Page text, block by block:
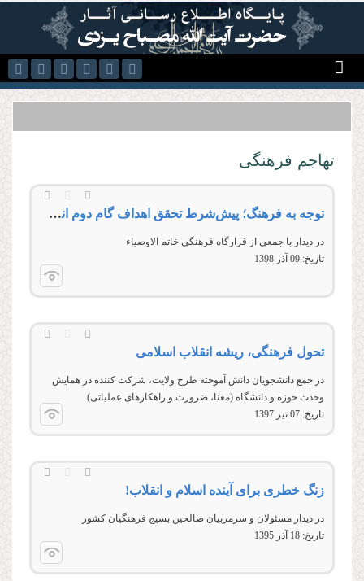
رفتن به محتوای اصلی
تهاجم فرهنگی
توجه به فرهنگ؛ پیش‌شرط تحقق اهداف گام دوم انقلاب
در دیدار با جمعی از قرارگاه فرهنگی خاتم الاوصیاء
تاریخ: 09 آذر 1398
تحول فرهنگی، ریشه انقلاب اسلامی
در جمع دانشجویان دانش آموخته طرح ولایت، شرکت کننده در همایش
وحدت حوزه و دانشگاه (معنا، ضرورت و راهکارهای عملیاتی)
تاریخ: 07 تير 1397
زنگ خطری برای آینده اسلام و انقلاب!
در ديدار مسئولان و سرمربيان صالحين بسيج فرهنگيان کشور
تاریخ: 18 آذر 1395